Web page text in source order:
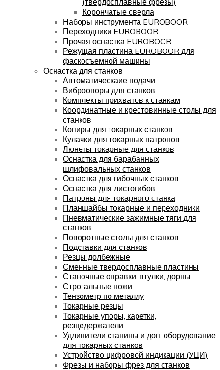
Корончатые сверла
Наборы инструмента EUROBOOR
Переходники EUROBOOR
Прочая оснастка EUROBOOR
Режущая пластина EUROBOOR для
фаскосъемной машины
Оснастка для станков
Автоматическаие подачи
Виброопоры для станков
Комплекты прихватов к станкам
Координатные и крестовинные столы для
станков
Копиры для токарных станков
Кулачки для токарных патронов
Люнеты токарные для станков
Оснастка для барабанных
шлифовальных станков
Оснастка для гибочных станков
Оснастка для листогибов
Патроны для токарного станка
Планшайбы токарные и переходники
Пневматические зажимные тяги для
станков
Поворотные столы для станков
Подставки для станков
Резцы долбежные
Сменные твердосплавные пластины
Станочные оправки, втулки, дорны
Строгальные ножи
Тензометр по металлу
Токарные резцы
Токарные упоры, каретки,
резцедержатели
Удлинители станины и доп. оборудование
для токарных станков
Устройство цифровой индикации (УЦИ)
Фрезы и наборы фрез для станков